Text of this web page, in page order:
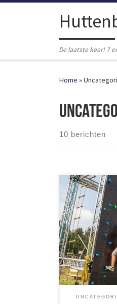
De laatste keer! 7
Home »
10 berichten
Lees ‘m